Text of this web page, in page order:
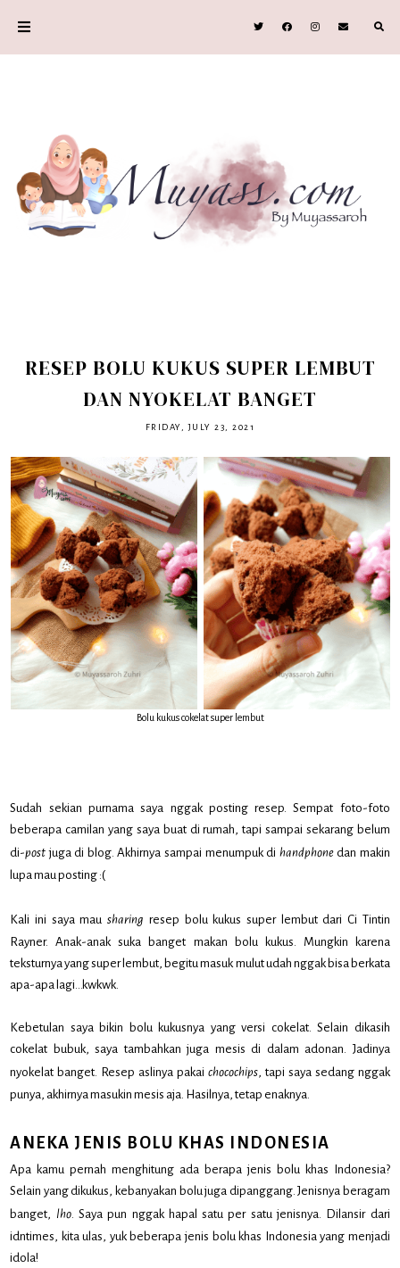
RESEP BOLU KUKUS SUPER LEMBUT
DAN NYOKELAT BANGET
FRIDAY, JULY 23, 2021
Bolu kukus cokelat super lembut
Sudah sekian purnama saya nggak posting resep. Sempat foto-foto
beberapa camilan yang saya buat di rumah, tapi sampai sekarang belum
di-postjuga di blog. Akhirnya sampai menumpuk di handphonedan makin
lupa mau posting :(
Kali ini saya mausharing resep bolu kukus super lembut dari Ci Tintin
Rayner. Anak-anak suka banget makan bolu kukus. Mungkin karena
teksturnya yang super lembut, begitu masuk mulut udah nggak bisa berkata
apa-apa lagi…kwkwk.
Kebetulan saya bikin bolu kukusnya yang versi cokelat. Selain dikasih
cokelat bubuk, saya tambahkan juga mesis di dalam adonan. Jadinya
nyokelat banget. Resep aslinya pakai chocochips, tapi saya sedang nggak
punya, akhirnya masukin mesis aja. Hasilnya, tetap enaknya.
ANEKA JENIS BOLU KHAS INDONESIA
Apa kamu pernah menghitung ada berapa jenis bolu khas Indonesia?
Selain yang dikukus, kebanyakan bolu juga dipanggang. Jenisnya beragam
banget, lho. Saya pun nggak hapal satu per satu jenisnya. Dilansir dari
idntimes, kita ulas, yuk beberapa jenis bolu khas Indonesia yang menjadi
idola!